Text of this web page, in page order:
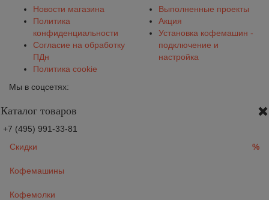
Новости магазина
Политика
конфиденциальности
Согласие на обработку
ПДн
Политика cookie
Выполненные проекты
Акция
Установка кофемашин -
подключение и
настройка
Мы в соцсетях:
Каталог товаров
+7 (495) 991-33-81
Скидки
%
Кофемашины
Кофемолки